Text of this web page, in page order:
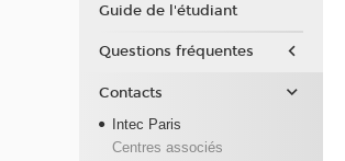
Guide de l'étudiant
Questions fréquentes
Contacts
Intec Paris
Centres associés